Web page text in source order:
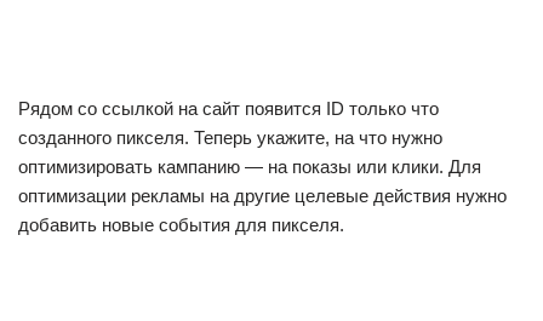
Рядом со ссылкой на сайт появится ID только что
созданного пикселя. Теперь укажите, на что нужно
оптимизировать кампанию — на показы или клики. Для
оптимизации рекламы на другие целевые действия нужно
добавить новые события для пикселя.